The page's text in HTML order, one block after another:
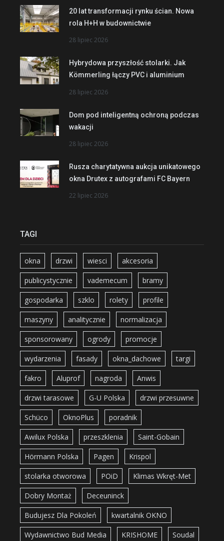
20 lat transformacji rynku ścian. Nowa
rola H+H w budownictwie
28 lipiec 2026
Hybrydowa przyszłość stolarki. Jak
Kömmerling łączy PVC i aluminium
28 lipiec 2026
Dom pod inteligentną ochroną podczas
wakacji
28 lipiec 2026
Rusza charytatywna aukcja unikatowego
okna Drutex z autografami FC Bayern
22 lipiec 2026
TAGI
okna drzwi wiesci akcesoria
publicystycznie vademecum bramy
gospodarka szklo rolety profile
maszyny analitycznie normalizacja
sponsorowany ogrody promocje
wydarzenia fasady okna_dachowe targi
fakro Aluprof nagroda Anwis
drzwi tarasowe G-U Polska drzwi przesuwne
Schüco OknoPlus poradnik
Awilux Polska przeszklenia Saint-Gobain
Hörmann Polska Pagen Krispol
stolarka otworowa POiD Klimas Wkręt-Met
Dobry Montaż Deceuninck
Budujesz Dla Pokoleń kwartalnik OKNO
Wydawnictwo Bud Media KRISHOME Soudal